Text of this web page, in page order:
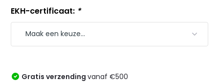
EKH-certificaat: *
Gratis verzendingvanaf €500